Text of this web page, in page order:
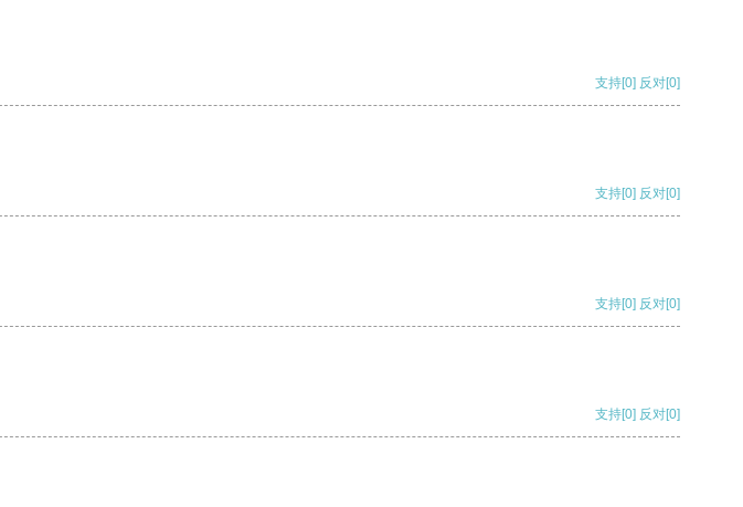
支持[0] 反对[0]
支持[0] 反对[0]
支持[0] 反对[0]
支持[0] 反对[0]